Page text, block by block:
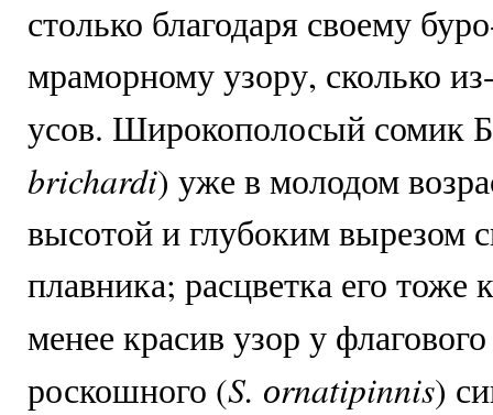
столько благодаря своему
мраморному узору, сколько
усов. Широкополосый сомик
brichardi) уже в молодом
высотой и глубоким вырезом
плавника; расцветка его тоже
менее красив узор у
роскошного (S. оrnatipinnis)